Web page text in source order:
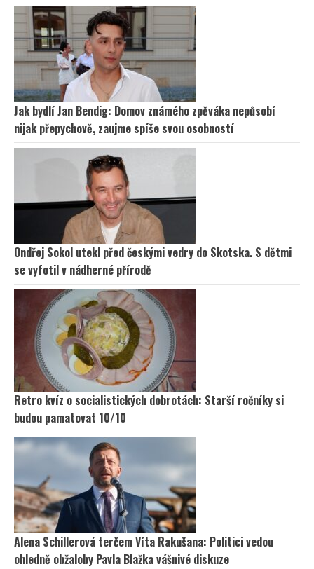
Jak bydlí Jan Bendig: Domov známého zpěváka nepůsobí
nijak přepychově, zaujme spíše svou osobností
Ondřej Sokol utekl před českými vedry do Skotska. S dětmi
se vyfotil v nádherné přírodě
Retro kvíz o socialistických dobrotách: Starší ročníky si
budou pamatovat 10/10
Alena Schillerová terčem Víta Rakušana: Politici vedou
ohledně obžaloby Pavla Blažka vášnivé diskuze